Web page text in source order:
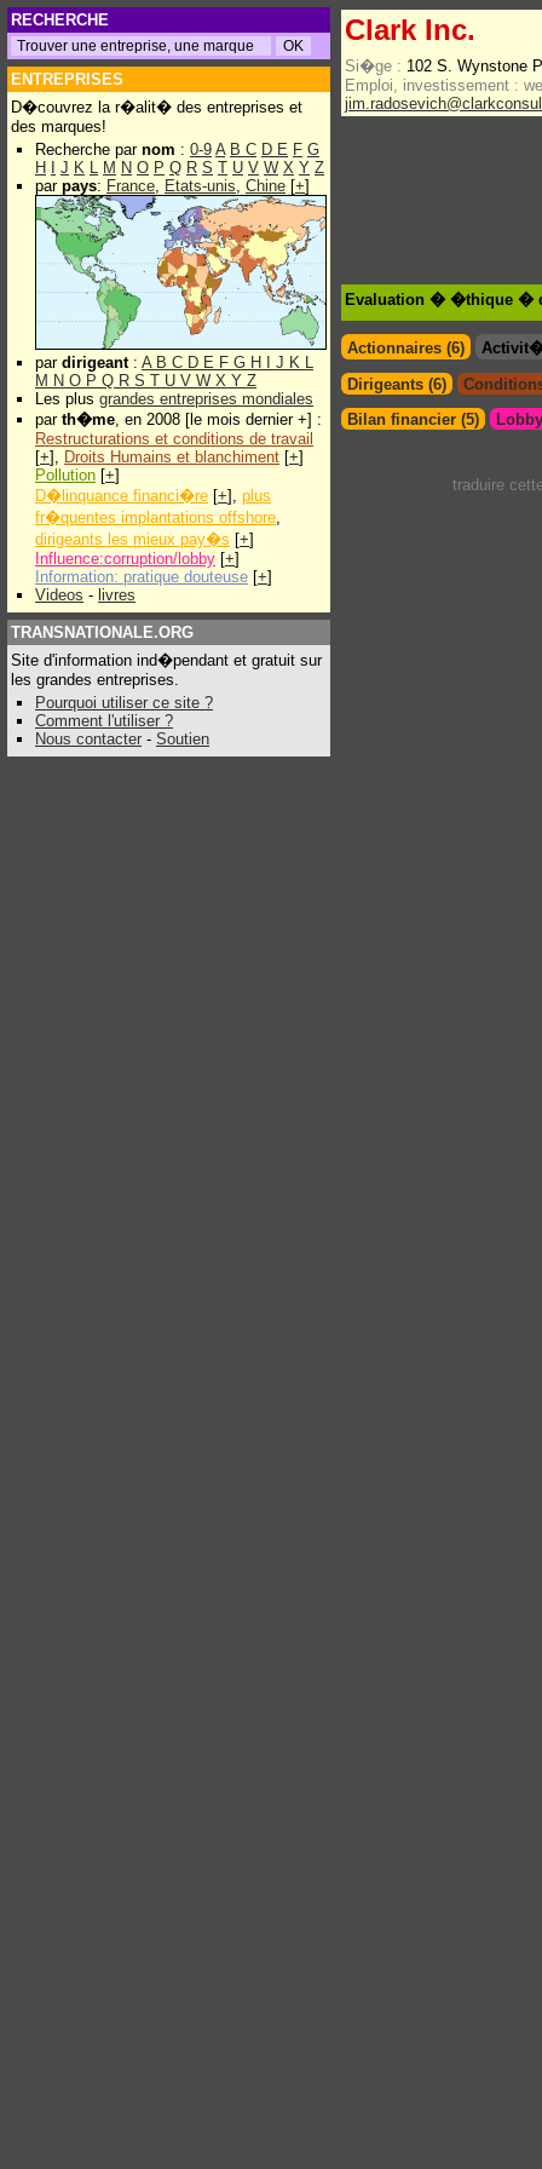
RECHERCHE
ENTREPRISES
D�couvrez la r�alit� des entreprises et
des marques!
Recherche par nom : 0-9 A B C D E F G
H
J K L M N O P Q R S T U V W X Y Z
par pays: France, Etats-unis, Chine [+]
par dirigeant: A B C D E F G H J K L
M N O P Q R S T U V W X Y Z
Les plus grandes entreprises mondiales
par th�me, en 2008 [le mois dernier +] :
Restructurations et conditions de travail
[+], Droits Humains et blanchiment [+]
Pollution [+]
D�linquance financi�re [+], plus
fr�quentes implantations offshore,
dirigeants les mieux pay�s [+]
Influence:corruption/lobby [+]
Information: pratique douteuse [+]
Videos - livres
TRANSNATIONALE.ORG
Site d'information ind�pendant et gratuit sur
les grandes entreprises.
Pourquoi utiliser ce site ?
Comment l'utiliser ?
Nous contacter - Soutien
Clark Inc.
Si�ge : 102 S. Wynstone
Emploi, investissement :
Evaluation � �thique �
Actionnaires (6)
Dirigeants (6)
Bilan financier (5)
traduire